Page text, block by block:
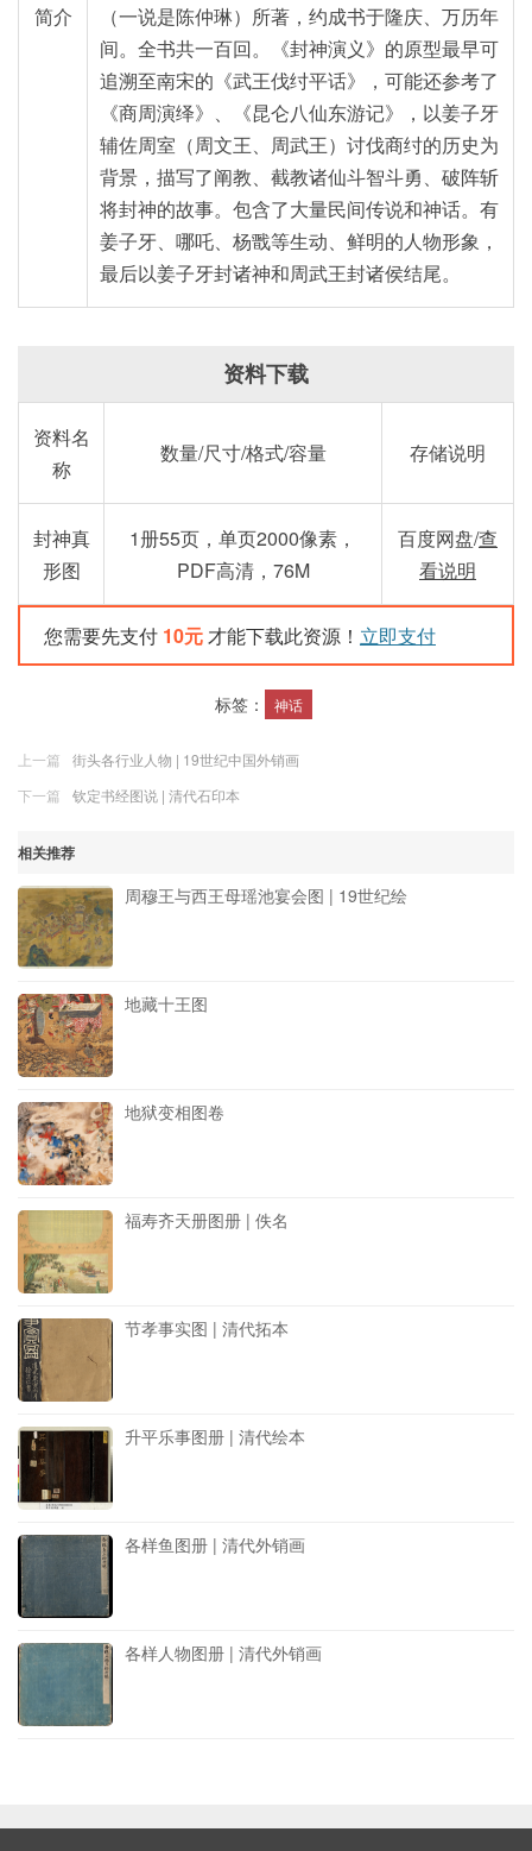
简介
（一说是陈仲琳）所著，约成书于隆庆、万历年
间。全书共一百回。《封神演义》的原型最早可
追溯至南宋的《武王伐纣平话》，可能还参考了
《商周演绎》、《昆仑八仙东游记》，以姜子牙
辅佐周室（周文王、周武王）讨伐商纣的历史为
背景，描写了阐教、截教诸仙斗智斗勇、破阵斩
将封神的故事。包含了大量民间传说和神话。有
姜子牙、哪吒、杨戬等生动、鲜明的人物形象，
最后以姜子牙封诸神和周武王封诸侯结尾。
资料下载
资料名
称
数量/尺寸/格式/容量 存储说明
封神真
形图
1册55页，单页2000像素，
PDF高清，76M
百度网盘/查
看说明
您需要先支付 10元才能下载此资源！ 立即支付
标签： 神话
上一篇
街头各行业人物 | 19世纪中国外销画
下一篇
钦定书经图说 | 清代石印本
相关推荐
周穆王与西王母瑶池宴会图 | 19世纪绘
地藏十王图
地狱变相图卷
福寿齐天册图册 | 佚名
节孝事实图 | 清代拓本
升平乐事图册 | 清代绘本
各样鱼图册 | 清代外销画
各样人物图册 | 清代外销画